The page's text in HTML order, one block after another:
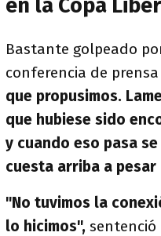
en la Copa
Bastante golpeado
conferencia de
que propusimos.
que hubiese sido
y cuando eso pasa
cuesta arriba a
"No tuvimos la
lo hicimos", sentenció